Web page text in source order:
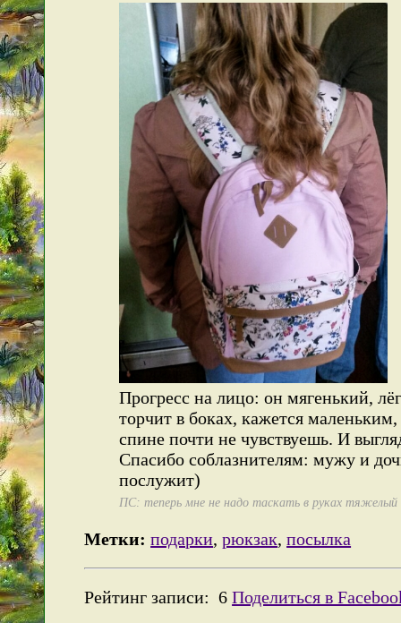
Прогресс на лицо: он мягенький,
торчит в боках, кажется
спине почти не чувствуешь. И
Спасибо соблазнителям: мужу и
послужит)
ПС: теперь мне не надо таскать в руках
Метки: подарки,рюкзак,посылка
Рейтинг записи: 6 Поделиться в